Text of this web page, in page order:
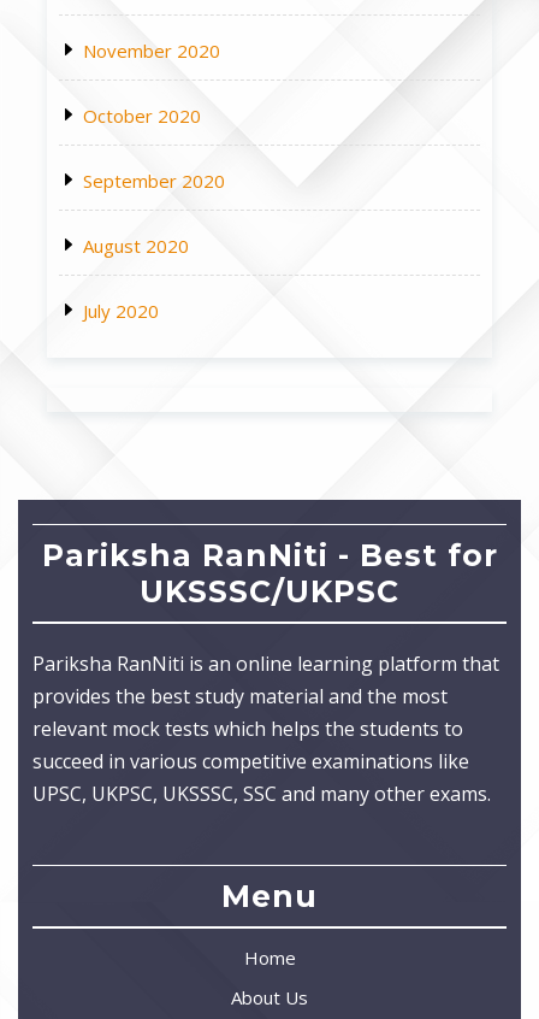
November 2020
October 2020
September 2020
August 2020
July 2020
Pariksha RanNiti - Best for
UKSSSC/UKPSC
Pariksha RanNiti is an online learning platform that
provides the best study material and the most
relevant mock tests which helps the students to
succeed in various competitive examinations like
UPSC, UKPSC, UKSSSC, SSC and many other exams.
Menu
Home
About Us